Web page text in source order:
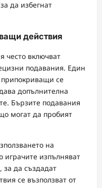
да избегнат
действия
често включват
подавания. Един
се
допълнителна
Бързите подавания
могат да пробият
на
играчите изпълняват
за да създадат
се възползват от